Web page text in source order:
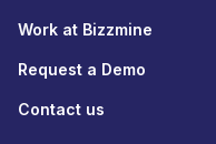
Work at Bizzmine
Request a Demo
Contact us